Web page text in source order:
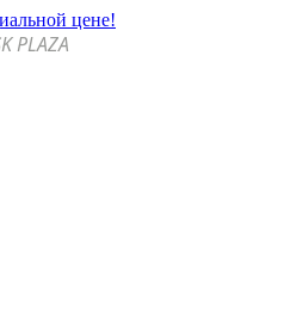
цене!
PLAZA